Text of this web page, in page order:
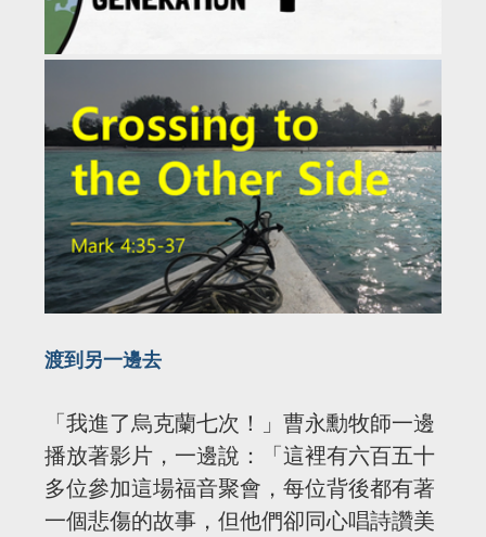
渡到另一邊去
「我進了烏克蘭七次！」曹永勳牧師一邊
播放著影片，一邊說：「這裡有六百五十
多位參加這場福音聚會，每位背後都有著
一個悲傷的故事，但他們卻同心唱詩讚美